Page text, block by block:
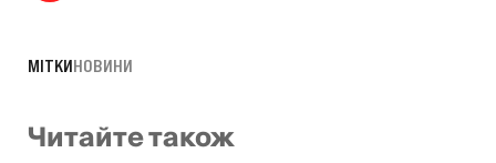
МІТКИНОВИНИ
Читайте також